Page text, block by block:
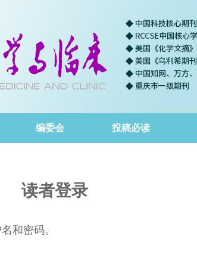
编委会 投稿必读
读者登录
和密码。